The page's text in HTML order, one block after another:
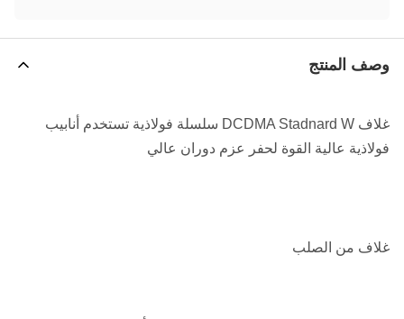
وصف المنتج
غلاف DCDMA Stadnard W سلسلة فولاذية تستخدم أنابيب
فولاذية عالية القوة لحفر عزم دوران عالي
غلاف من الصلب